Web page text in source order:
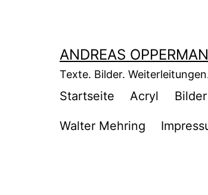
ANDREAS
Texte. Bilder.
Startseite Acryl Bilder
Walter Mehring